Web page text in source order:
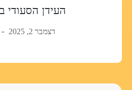
העידן הסעודי
דצמבר 2, 2025